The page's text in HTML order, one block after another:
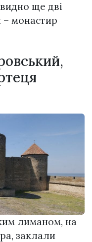
ще дві
– монастир
лиманом, на
заклали